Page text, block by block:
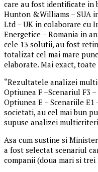
care au fost identificate in
Hunton &Williams – SUA
Ltd – UK in colaborare cu
Energetice – Romania in
cele 13 solutii, au fost
totalizat cel mai mare
elaborate. Mai exact,
“Rezultatele analizei
Optiunea F –Scenariul F3
Optiunea E – Scenariile
societati, au cel mai bun
supuse analizei
Asa cum sustine si
a fost selectat scenariul
companii (doua mari si trei